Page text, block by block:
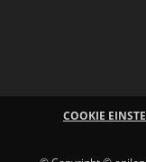
COOKIE